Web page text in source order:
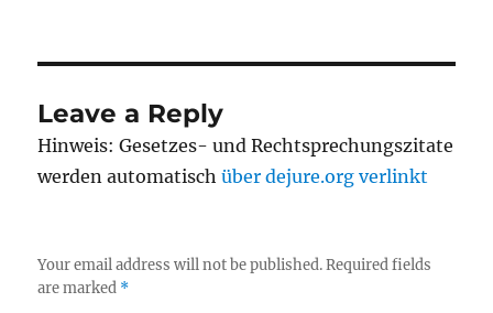
Leave a Reply
Hinweis: Gesetzes- und Rechtsprechungszitate
werden automatischüber dejure.org verlinkt
Your email address will not be published. Required fields
are marked *